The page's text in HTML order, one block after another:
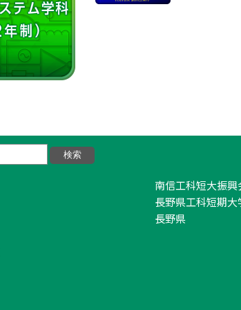
南信工科短大振興
長野県工科短期大
長野県